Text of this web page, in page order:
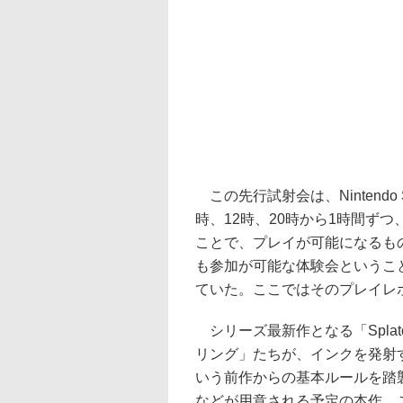
この先行試射会は、Nintendo
時、12時、20時から1時間ずつ
ことで、プレイが可能になる
も参加が可能な体験会という
ていた。ここではそのプレイ
シリーズ最新作となる「
リング」たちが、インクを発
いう前作からの基本ルールを